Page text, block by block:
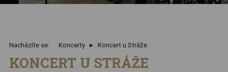
Nacházíte se: Koncerty Koncert u Stráže
KONCERT U STRÁŽE